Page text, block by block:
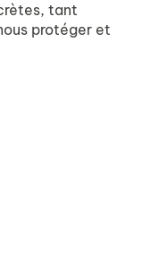
tant
protéger et